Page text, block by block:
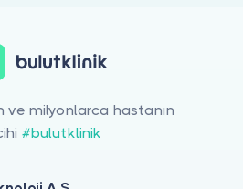
ve milyonlarca hastanın
#bulutklinik